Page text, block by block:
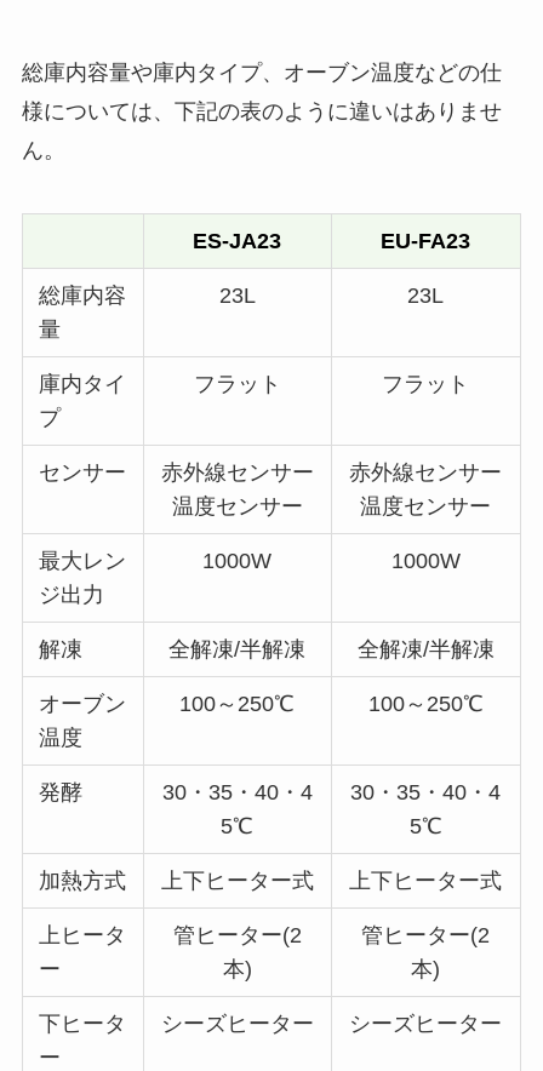
総庫内容量や庫内タイプ、オーブン温度などの仕
様については、下記の表のように違いはありませ
ん。
ES-JA23 EU-FA23
総庫内容
量
23L 23L
庫内タイ
プ
フラット フラット
センサー
赤外線センサー
温度センサー
赤外線センサー
温度センサー
最大レン
ジ出力
1000W 1000W
解凍 全解凍/半解凍 全解凍/半解凍
オーブン
温度
100～250℃ 100～250℃
発酵
30・35・40・4
5℃
30・35・40・4
5℃
加熱方式 上下ヒーター式 上下ヒーター式
上ヒータ
ー
管ヒーター(2
本)
管ヒーター(2
本)
下ヒータ
ー
シーズヒーター シーズヒーター